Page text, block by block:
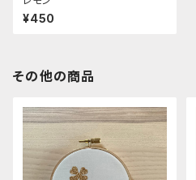
¥450
その他の商品